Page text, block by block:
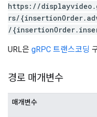
https://
rs/
/
URL은 gRPC 트랜스코딩
경로 매개변수
매개변수